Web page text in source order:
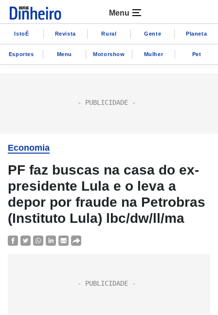
Menu
IstoÉ Revista Rural Gente Planeta
Esportes Menu Motorshow Mulher Pet
Economia
PF faz buscas na casa do ex-
presidente Lula e o leva a
depor por fraude na Petrobras
(Instituto Lula) lbc/dw/ll/ma